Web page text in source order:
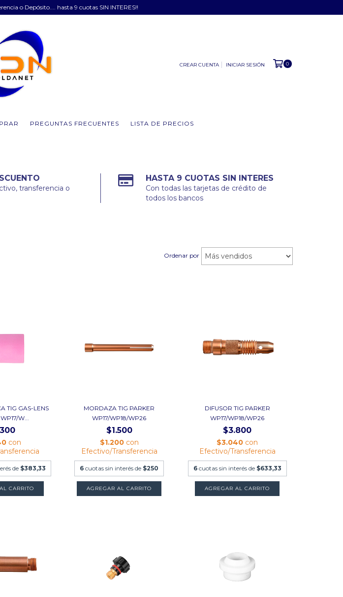
o Depósito.... hasta 9 cuotas SIN INTERES!!
CREAR CUENTA INICIAR SESIÓN 0
PREGUNTAS FRECUENTES LISTA DE PRECIOS
transferencia o
HASTA 9 CUOTAS SIN INTERES
Con todas las tarjetas de crédito de
todos los bancos
Ordenar por
TIG GAS-LENS
W...
con
de $383,33
CARRITO
MORDAZA TIG PARKER
WP17/WP18/WP26
$1.500
$1.200 con
Efectivo/Transferencia
6 cuotas sin interés de $250
AGREGAR AL CARRITO
DIFUSOR TIG PARKER
WP17/WP18/WP26
$3.800
$3.040 con
Efectivo/Transferencia
6 cuotas sin interés de $633,33
AGREGAR AL CARRITO